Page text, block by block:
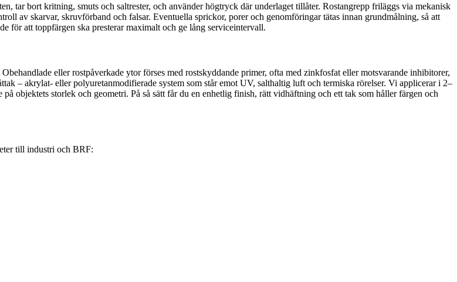
tar bort kritning, smuts och saltrester, och använder högtryck där underlaget tillåter. Rostangrepp friläggs via mekanisk
av skarvar, skruvförband och falsar. Eventuella sprickor, porer och genomföringar tätas innan grundmålning, så att
för att toppfärgen ska presterar maximalt och ge lång serviceintervall.
eller rostpåverkade ytor förses med rostskyddande primer, ofta med zinkfosfat eller motsvarande inhibitorer,
– akrylat- eller polyuretanmodifierade system som står emot UV, salthaltig luft och termiska rörelser. Vi applicerar i 2–
objektets storlek och geometri. På så sätt får du en enhetlig finish, rätt vidhäftning och ett tak som håller färgen och
till industri och BRF: